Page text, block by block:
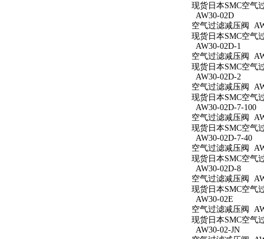
现货日本SMC空气
AW30-02D
空气过滤减压阀
现货日本SMC空气
AW30-02D-1
空气过滤减压阀
现货日本SMC空气
AW30-02D-2
空气过滤减压阀
现货日本SMC空气
AW30-02D-7-100
空气过滤减压阀
现货日本SMC空气
AW30-02D-7-40
空气过滤减压阀
现货日本SMC空气
AW30-02D-8
空气过滤减压阀
现货日本SMC空气
AW30-02E
空气过滤减压阀
现货日本SMC空气
AW30-02-JN